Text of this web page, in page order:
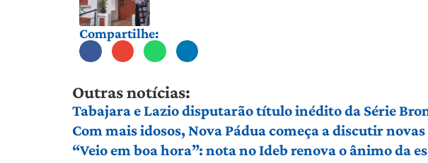
Compartilhe:
Outras notícias:
Tabajara e Lazio disputarão título inédito da Série
Com mais idosos, Nova Pádua começa a discutir
“Veio em boa hora”: nota no Ideb renova o ânimo da